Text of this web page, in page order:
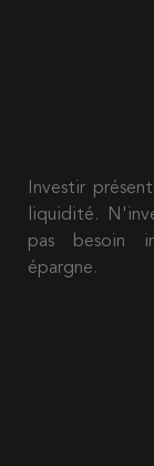
Investir
liquidité.
pas besoin
épargne.